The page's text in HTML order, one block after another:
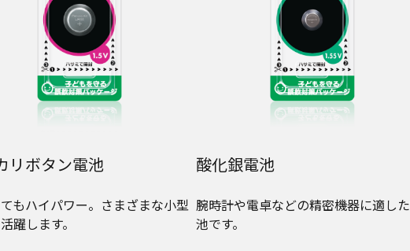
リボタン電池
もハイパワー。さまざまな小型
躍します。
酸化銀電池
腕時計や電卓などの精密機器に適し
池です。